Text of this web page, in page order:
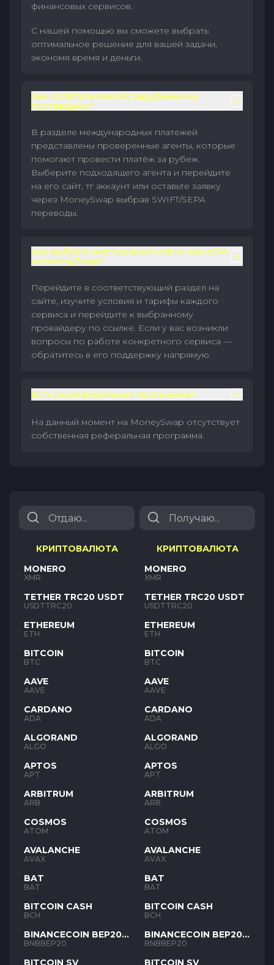
финансовых сервисов.
С нашей помощью вы сможете выбрать
оптимальное решение для вашей задачи,
экономя время и деньги.
Как оплатить инвойс зарубежному
поставщику?
В разделе международных платежей
представлены проверенные агенты, которые
помогают провести платёж за рубеж.
Выберите подходящего агента и перейдите
на его сайт, тг аккаунт или оставьте заявку
через MoneySwap выбрав SWIFT/SEPA
переводы.
Как выбрать виртуальную карту или eSIM
на MoneySwap?
Перейдите в соответствующий раздел на
сайте, изучите условия и тарифы каждого
сервиса и перейдите к выбранному
провайдеру по ссылке. Если у вас возникли
вопросы по работе конкретного сервиса —
обратитесь в его поддержку напрямую.
Есть ли реферальные программы?
На данный момент на MoneySwap отсутствует
собственная реферальная программа.
КРИПТОВАЛЮТА
MONERO
XMR
TETHER TRC20 USDT
USDTTRC20
ETHEREUM
ETH
BITCOIN
BTC
AAVE
AAVE
CARDANO
ADA
ALGORAND
ALGO
APTOS
APT
ARBITRUM
ARB
COSMOS
ATOM
AVALANCHE
AVAX
BAT
BAT
BITCOIN CASH
BCH
BINANCECOIN BEP20
BNB
BNBBEP20
BITCOIN SV
КРИПТОВАЛЮТА
MONERO
XMR
TETHER TRC20 USDT
USDTTRC20
ETHEREUM
ETH
BITCOIN
BTC
AAVE
AAVE
CARDANO
ADA
ALGORAND
ALGO
APTOS
APT
ARBITRUM
ARB
COSMOS
ATOM
AVALANCHE
AVAX
BAT
BAT
BITCOIN CASH
BCH
BINANCECOIN BEP20
BNB
BNBBEP20
BITCOIN SV